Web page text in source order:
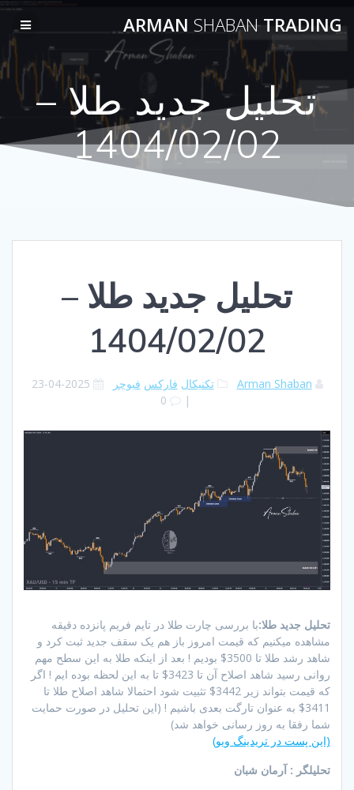
to
content
ARMAN SHABANTRADING
تحلیل جدید طلا –
1404/02/02
تحلیل جدید طلا –
1404/02/02
Arman Shaban تکنیکال فارکس فیوچر
2025-04-23
|
0
تحلیل جدید طلا:با بررسی چارت طلا در تایم فریم پانزده دقیقه
مشاهده میکنیم که قیمت امروز باز هم یک سقف جدید ثبت کرد و
شاهد رشد طلا تا 3500$ بودیم ! بعد از اینکه طلا به این سطح مهم
روانی رسید شاهد اصلاح آن تا 3423$ تا به این لحظه بوده ایم ! اگر
که قیمت بتواند زیر 3442$ تثبیت شود احتمالا شاهد اصلاح طلا تا
3411$ به عنوان تارگت بعدی باشیم ! (این تحلیل در صورت حمایت
شما رفقا به روز رسانی خواهد شد)
(این پست در تریدینگ ویو)
تحلیلگر : آرمان شبان